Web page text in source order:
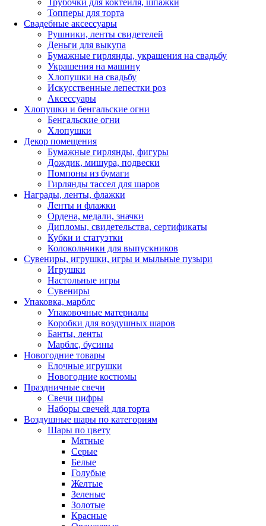
Топперы для торта
Свадебные аксессуары
Рушники, ленты свидетелей
Деньги для выкупа
Бумажные гирлянды, украшения на свадьбу
Украшения на машину
Хлопушки на свадьбу
Искусственные лепестки роз
Аксессуары
Хлопушки и бенгальские огни
Бенгальские огни
Хлопушки
Декор помещения
Бумажные гирлянды, фигуры
Дождик, мишура, подвески
Помпоны из бумаги
Гирлянды тассел для шаров
Награды, ленты, флажки
Ленты и флажки
Ордена, медали, значки
Дипломы, свидетельства, сертификаты
Кубки и статуэтки
Колокольчики для выпускников
Сувениры, игрушки, игры и мыльные пузыри
Игрушки
Настольные игры
Сувениры
Упаковка, марблс
Упаковочные материалы
Коробки для воздушных шаров
Банты, ленты
Марблс, бусины
Новогодние товары
Елочные игрушки
Новогодние костюмы
Праздничные свечи
Свечи цифры
Наборы свечей для торта
Воздушные шары по категориям
Шары по цвету
Мятные
Серые
Белые
Голубые
Желтые
Зеленые
Золотые
Красные